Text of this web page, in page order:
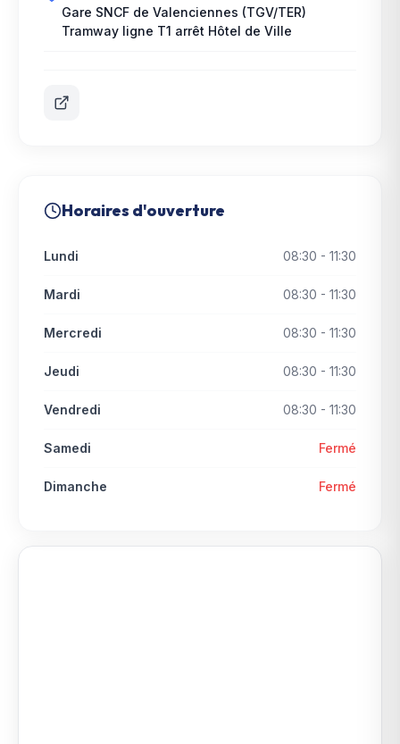
Gare SNCF de Valenciennes (TGV/TER)
Tramway ligne T1 arrêt Hôtel de Ville
Horaires d'ouverture
Lundi 08:30 - 11:30
Mardi 08:30 - 11:30
Mercredi 08:30 - 11:30
Jeudi 08:30 - 11:30
Vendredi 08:30 - 11:30
Samedi Fermé
Dimanche Fermé